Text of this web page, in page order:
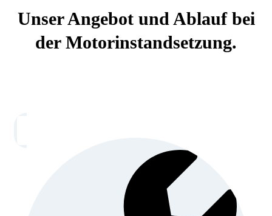
Unser Angebot und Ablauf bei
der Motorinstandsetzung.